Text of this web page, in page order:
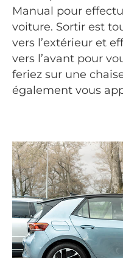
Manual pour
voiture. Sortir est
vers l’extérieur et
vers l’avant pour
feriez sur une
également vous